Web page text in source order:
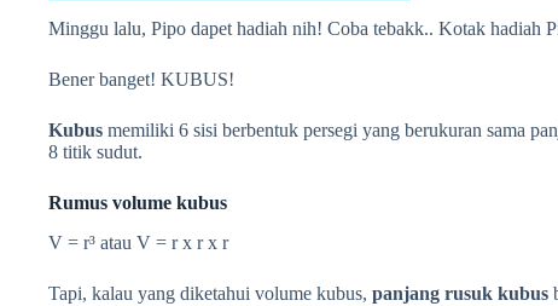
Minggu lalu, Pipo dapet hadiah nih! Coba tebakk.. Kotak hadiah
Bener banget! KUBUS!
Kubus memiliki 6 sisi berbentuk persegi yang berukuran sama
8 titik sudut.
Rumus volume kubus
V = r³ atau V = r x r x r
Tapi, kalau yang diketahui volume kubus, panjang rusuk kubus